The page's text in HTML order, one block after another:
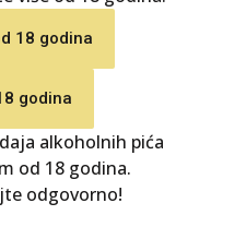
Rose
€
18 godina
godina
alkoholnih pića
od 18 godina.
odgovorno!